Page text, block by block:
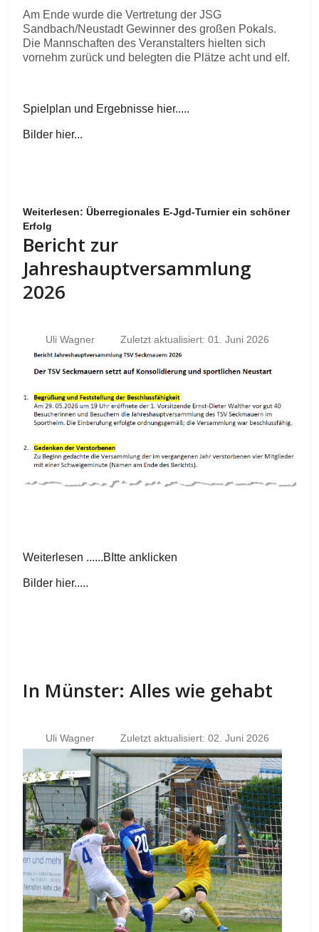
Am Ende wurde die Vertretung der JSG
Sandbach/Neustadt Gewinner des großen Pokals.
Die Mannschaften des Veranstalters hielten sich
vornehm zurück und belegten die Plätze acht und elf.
Spielplan und Ergebnisse hier.....
Bilder hier...
Weiterlesen: Überregionales E-Jgd-Turnier ein schöner
Erfolg
Bericht zur
Jahreshauptversammlung
2026
Uli Wagner Zuletzt aktualisiert: 01. Juni 2026
Weiterlesen ......BItte anklicken
Bilder hier.....
In Münster: Alles wie gehabt
Uli Wagner Zuletzt aktualisiert: 02. Juni 2026